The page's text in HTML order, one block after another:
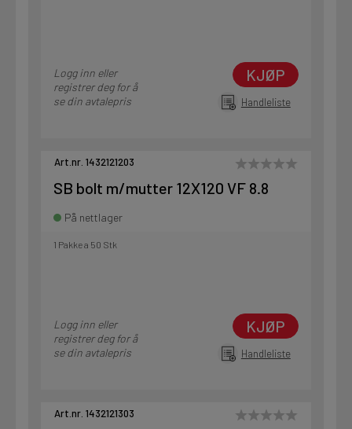
Logg inn eller
registrer deg for å
se din avtalepris
KJØP
Handleliste
Art.nr. 1432121203
SB bolt m/mutter 12X120 VF 8.8
På nettlager
1 Pakke a 50 Stk
Logg inn eller
registrer deg for å
se din avtalepris
KJØP
Handleliste
Art.nr. 1432121303